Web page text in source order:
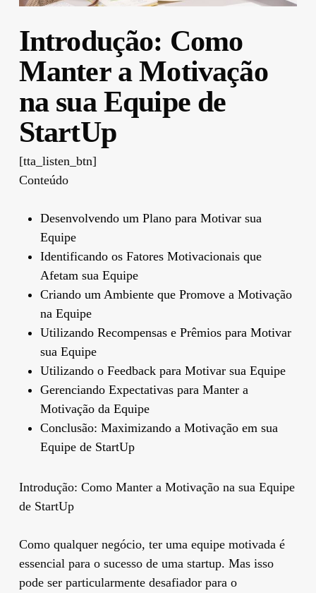
Introdução: Como
Manter a Motivação
na sua Equipe de
StartUp
[tta_listen_btn]
Conteúdo
Desenvolvendo um Plano para Motivar sua
Equipe
Identificando os Fatores Motivacionais que
Afetam sua Equipe
Criando um Ambiente que Promove a Motivação
na Equipe
Utilizando Recompensas e Prêmios para Motivar
sua Equipe
Utilizando o Feedback para Motivar sua Equipe
Gerenciando Expectativas para Manter a
Motivação da Equipe
Conclusão: Maximizando a Motivação em sua
Equipe de StartUp
Introdução: Como Manter a Motivação na sua Equipe
de StartUp
Como qualquer negócio, ter uma equipe motivada é
essencial para o sucesso de uma startup. Mas isso
pode ser particularmente desafiador para o